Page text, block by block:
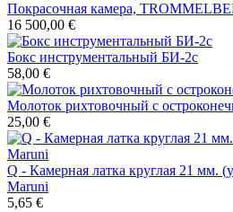
Покрасочная камера,
16 500,00 €
Бокс инструментальный БИ-2с
58,00 €
Молоток рихтовочный с
25,00 €
Q - Камерная латка круглая 21 мм.
Maruni
5,65 €